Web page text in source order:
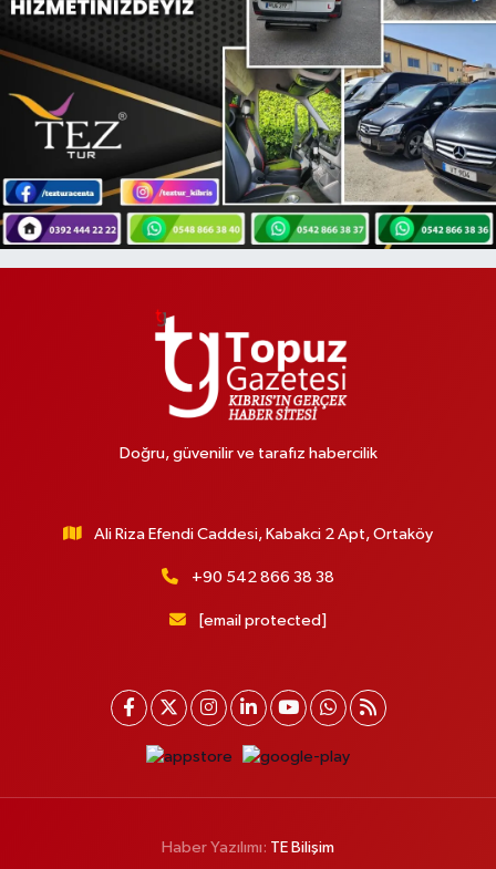
Doğru, güvenilir ve tarafız habercilik
Ali Riza Efendi Caddesi, Kabakci 2 Apt, Ortaköy
+90 542 866 38 38
[email protected]
Haber Yazılımı: TE Bilişim